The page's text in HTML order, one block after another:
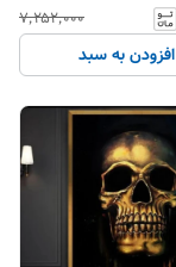
۷٬۲۵۲٬۰۰۰
افزودن به سبد